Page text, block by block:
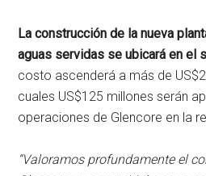
La construcción de la nueva
aguas servidas se ubicará en el
costo ascenderá a más de
cuales US$125 millones serán
operaciones de Glencore en la
“Valoramos profundamente el